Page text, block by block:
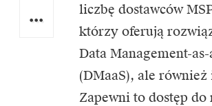
liczbę dostawców
którzy oferują
Data Management-
(DMaaS), ale również
Zapewni to dostęp do